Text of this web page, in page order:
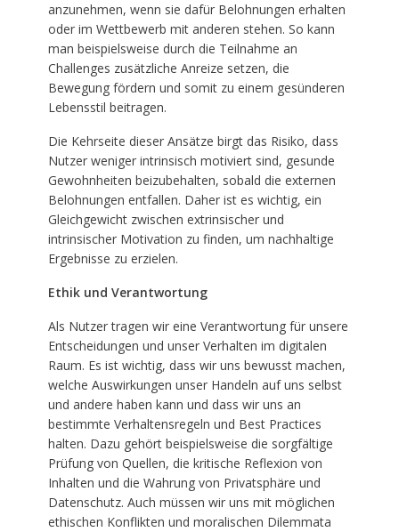
anzunehmen, wenn sie dafür Belohnungen erhalten
oder im Wettbewerb mit anderen stehen. So kann
man beispielsweise durch die Teilnahme an
Challenges zusätzliche Anreize setzen, die
Bewegung fördern und somit zu einem gesünderen
Lebensstil beitragen.
Die Kehrseite dieser Ansätze birgt das Risiko, dass
Nutzer weniger intrinsisch motiviert sind, gesunde
Gewohnheiten beizubehalten, sobald die externen
Belohnungen entfallen. Daher ist es wichtig, ein
Gleichgewicht zwischen extrinsischer und
intrinsischer Motivation zu finden, um nachhaltige
Ergebnisse zu erzielen.
Ethik und Verantwortung
Als Nutzer tragen wir eine Verantwortung für unsere
Entscheidungen und unser Verhalten im digitalen
Raum. Es ist wichtig, dass wir uns bewusst machen,
welche Auswirkungen unser Handeln auf uns selbst
und andere haben kann und dass wir uns an
bestimmte Verhaltensregeln und Best Practices
halten. Dazu gehört beispielsweise die sorgfältige
Prüfung von Quellen, die kritische Reflexion von
Inhalten und die Wahrung von Privatsphäre und
Datenschutz. Auch müssen wir uns mit möglichen
ethischen Konflikten und moralischen Dilemmata